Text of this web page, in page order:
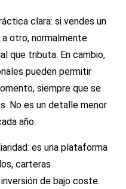
clara: si vendes un
a otro, normalmente
que tributa. En cambio,
pueden permitir
siempre que se
No es un detalle menor
año.
es una plataforma
carteras
de bajo coste.